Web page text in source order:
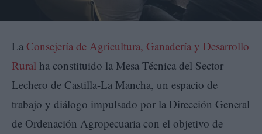
La Consejería de Agricultura, Ganadería y Desarrollo
Rural ha constituido la Mesa Técnica del Sector
Lechero de Castilla-La Mancha, un espacio de
trabajo y diálogo impulsado por la Dirección General
de Ordenación Agropecuaria con el objetivo de